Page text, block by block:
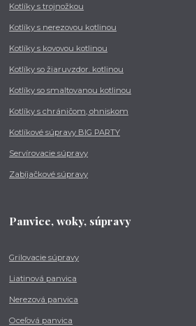
Kotlíky s trojnožkou
Kotlíky s nerezovou kotlinou
Kotlíky s kovovou kotlinou
Kotlíky so žiaruvzdor. kotlinou
Kotlíky so smaltovanou kotlinou
Kotlíky s chráničom, ohniskom
Kotlíkové súpravy BIG PARTY
Servírovacie súpravy
Zabíjačkové súpravy
Panvice, woky, súpravy
Grilovacie súpravy
Liatinová panvica
Nerezová panvica
Oceľová panvica